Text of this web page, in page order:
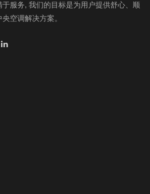
服务, 我们的目标是为用户提供舒心、顺
空调解决方案。